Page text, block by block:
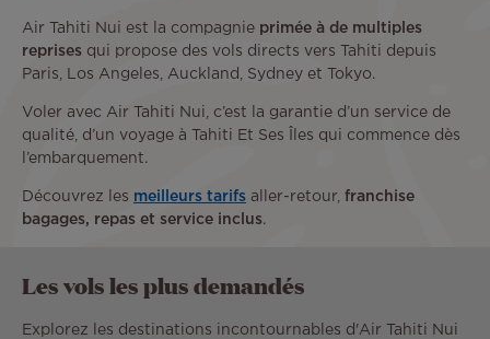
Air Tahiti Nui est la compagnie primée à de multiples
reprises qui propose des vols directs vers Tahiti depuis
Paris, Los Angeles, Auckland, Sydney et Tokyo.
Voler avec Air Tahiti Nui, c’est la garantie d’un service de
qualité, d’un voyage à Tahiti Et Ses Îles qui commence dès
l’embarquement.
Découvrez les meilleurs tarifs aller-retour, franchise
bagages, repas et service inclus.
Les vols les plus demandés
Explorez les destinations incontournables d'Air Tahiti Nui